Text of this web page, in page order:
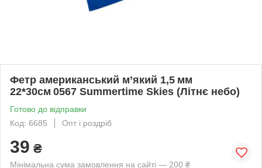
Фетр американський м’який 1,5 мм
22*30см 0567 Summertime Skies (Літнє небо)
Готово до відправки
Код: 6685
Опт і роздріб
39 ₴
Мінімальна сума замовлення на сайті — 200 ₴